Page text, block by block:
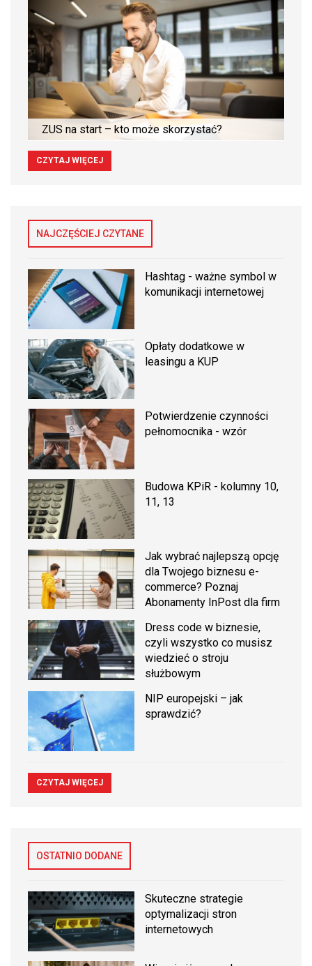
ZUS na start – kto może skorzystać?
CZYTAJ WIĘCEJ
NAJCZĘŚCIEJ CZYTANE
Hashtag - ważne symbol w
komunikacji internetowej
Opłaty dodatkowe w
leasingu a KUP
Potwierdzenie czynności
pełnomocnika - wzór
Budowa KPiR - kolumny 10,
11, 13
Jak wybrać najlepszą opcję
dla Twojego biznesu e-
commerce? Poznaj
Abonamenty InPost dla firm
Dress code w biznesie,
czyli wszystko co musisz
wiedzieć o stroju
służbowym
NIP europejski – jak
sprawdzić?
CZYTAJ WIĘCEJ
OSTATNIO DODANE
Skuteczne strategie
optymalizacji stron
internetowych